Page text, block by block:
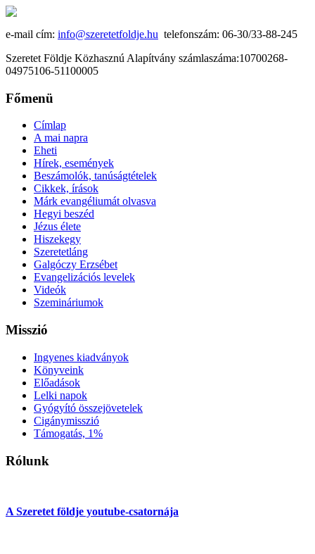
e-mail cím: info@szeretetfoldje.hu telefonszám: 06-30/33-88-245
Szeretet Földje Közhasznú Alapítvány számlaszáma:10700268-
04975106-51100005
Főmenü
Címlap
A mai napra
Eheti
Hírek, események
Beszámolók, tanúságtételek
Cikkek, írások
Márk evangéliumát olvasva
Hegyi beszéd
Jézus élete
Hiszekegy
Szeretetláng
Galgóczy Erzsébet
Evangelizációs levelek
Videók
Szemináriumok
Misszió
Ingyenes kiadványok
Könyveink
Előadások
Lelki napok
Gyógyító összejövetelek
Cigánymisszió
Támogatás, 1%
Rólunk
A Szeretet földje youtube-csatornája